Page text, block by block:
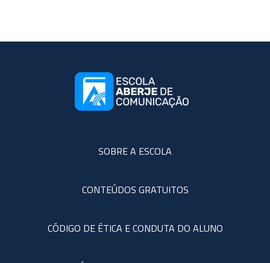
SOBRE A ESCOLA
CONTEÚDOS GRATUITOS
CÓDIGO DE ÉTICA E CONDUTA DO ALUNO